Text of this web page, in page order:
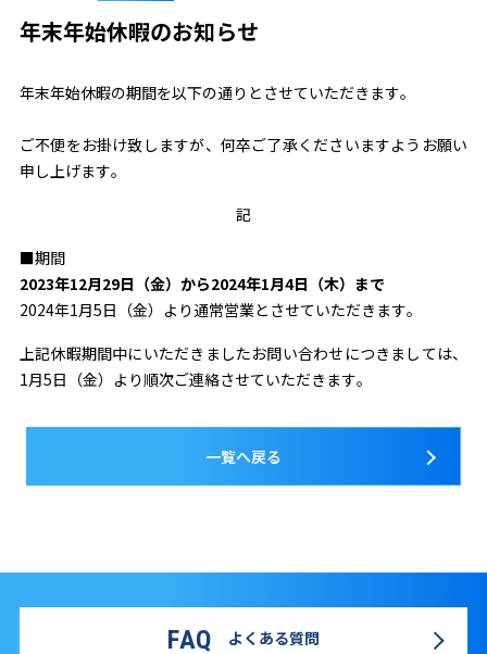
年末年始休暇のお知らせ
年末年始休暇の期間を以下の通りとさせていただきます。
ご不便をお掛け致しますが、何卒ご了承くださいますようお願い
申し上げます。
記
■期間
2023年12月29日（金）から2024年1月4日（木）まで
2024年1月5日（金）より通常営業とさせていただきます。
上記休暇期間中にいただきましたお問い合わせにつきましては、
1月5日（金）より順次ご連絡させていただきます。
一覧へ戻る
FAQ よくある質問